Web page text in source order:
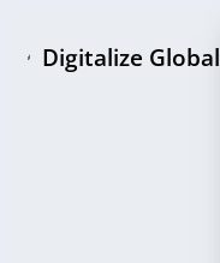
Digitalize Global